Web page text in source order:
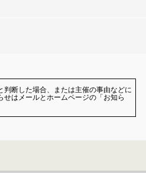
断した場合、または主催の事由などに
はメールとホームページの「お知ら